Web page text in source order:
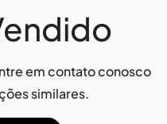
em contato conosco
similares.